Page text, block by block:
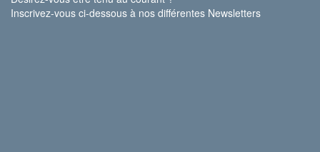
Inscrivez-vous ci-dessous à nos différentes Newsletters